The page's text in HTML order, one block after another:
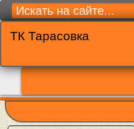
ТК Тарасовка